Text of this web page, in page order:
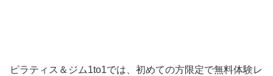
ピラティス＆ジム1to1では、初めての方限定で無料体験レ